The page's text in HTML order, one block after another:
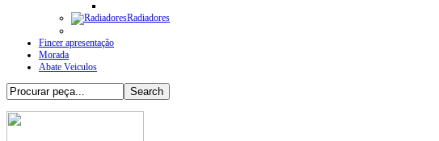
Radiadores
Fincer apresentação
Morada
Abate Veiculos